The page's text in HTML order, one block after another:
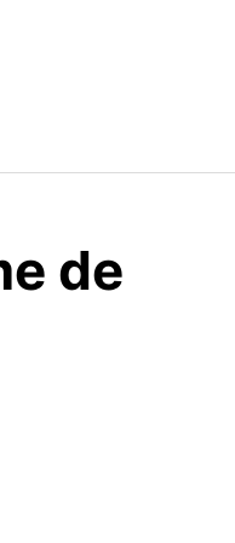
de